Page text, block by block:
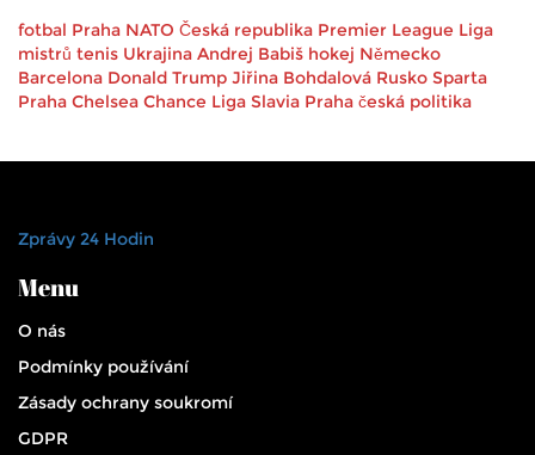
fotbal Praha NATO Česká republika Premier League Liga
mistrů tenis Ukrajina Andrej Babiš hokej Německo
Barcelona Donald Trump Jiřina Bohdalová Rusko Sparta
Praha Chelsea Chance Liga Slavia Praha česká politika
Zprávy 24 Hodin
Menu
O nás
Podmínky používání
Zásady ochrany soukromí
GDPR